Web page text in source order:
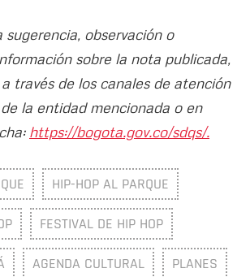
sugerencia, observación o
sobre la nota publicada,
través de los canales de atención
la entidad mencionada o en
https://bogota.gov.co/sdqs/.
HIP-HOP AL PARQUE
FESTIVAL DE HIP HOP
AGENDA CULTURAL PLANES